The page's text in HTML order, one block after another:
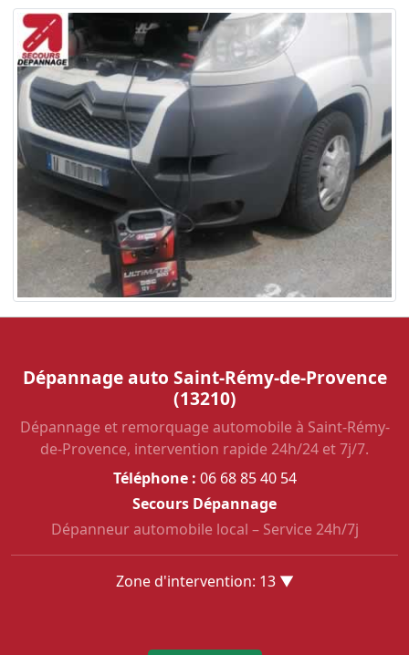
Dépannage auto Saint-Rémy-de-Provence
(13210)
Dépannage et remorquage automobile à Saint-Rémy-
de-Provence, intervention rapide 24h/24 et 7j/7.
Téléphone : 06 68 85 40 54
Secours Dépannage
Dépanneur automobile local – Service 24h/7j
Zone d'intervention: 13 ▼